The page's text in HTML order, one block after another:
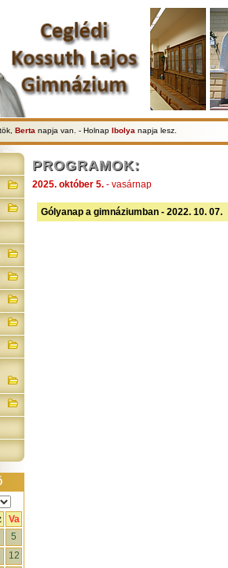
Berta napja van. - Holnap Ibolya napja lesz.
Va
5
12
PROGRAMOK:
2025. október 5. - vasárnap
Gólyanap a gimnáziumban - 2022. 10. 07.